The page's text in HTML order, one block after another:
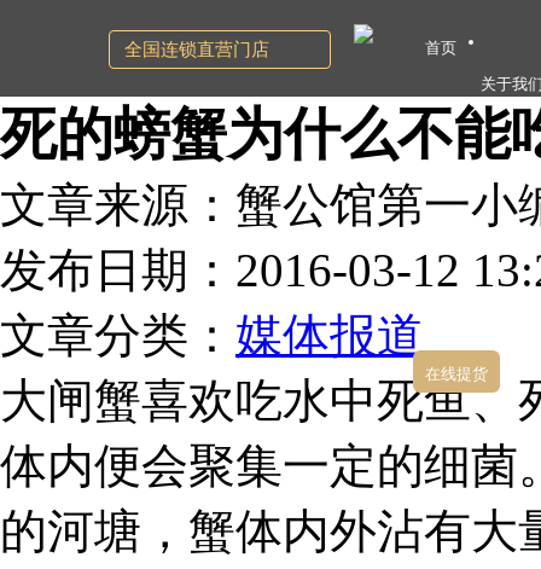
死的螃蟹为什么不能
文章来源：蟹公馆第一小
发布日期：2016-03-12
文章分类： 媒体报道
大闸蟹喜欢吃水中死鱼
体内便会聚集一定的细菌
的河塘，蟹体内外沾有
全国连锁直营门店
首页
关于我
在线提货